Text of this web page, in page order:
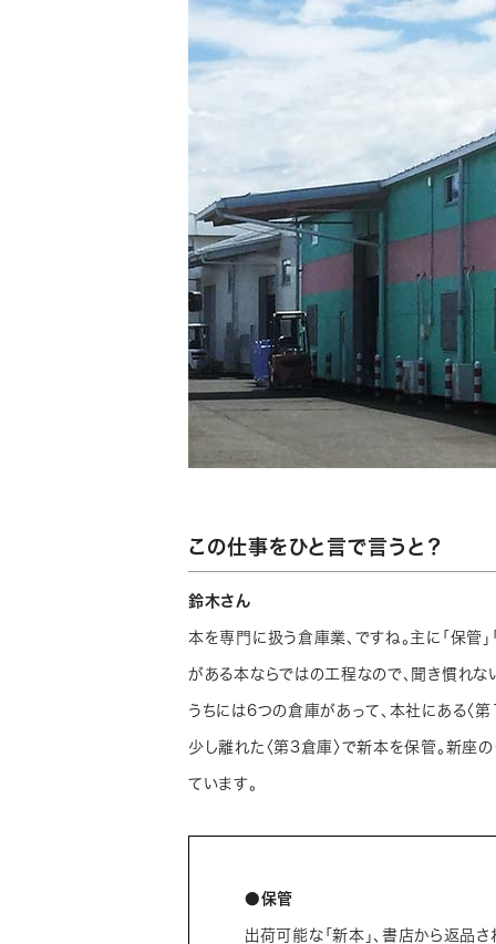
この仕事をひと言で言うと？
鈴木さん
本を専門に扱う倉庫業、ですね。主に「保管
がある本ならではの工程なので、聞き慣れな
うちには6つの倉庫があって、本社にある〈
少し離れた〈第3倉庫〉で新本を保管。新座
ています。
●保管
出荷可能な「新本」、書店から返品さ